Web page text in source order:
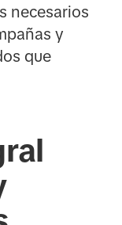
necesarios
y
que